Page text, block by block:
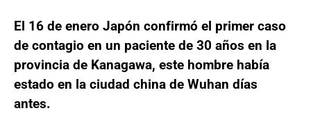
El 16 de enero Japón confirmó el primer caso
de contagio en un paciente de 30 años en la
provincia de Kanagawa, este hombre había
estado en la ciudad china de Wuhan días
antes.